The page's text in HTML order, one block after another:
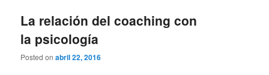
La relación del coaching con
la psicología
Posted onabril 22, 2016